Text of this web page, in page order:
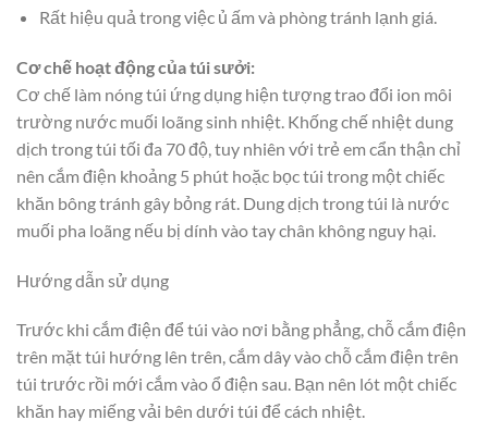
Rất hiệu quả trong việc ủ ấm và phòng tránh lạnh giá.
Cơ chế hoạt động của túi sưởi:
Cơ chế làm nóng túi ứng dụng hiện tượng trao đổi ion môi
trường nước muối loãng sinh nhiệt. Khống chế nhiệt dung
dịch trong túi tối đa 70 độ, tuy nhiên với trẻ em cẩn thận chỉ
nên cắm điện khoảng 5 phút hoặc bọc túi trong một chiếc
khăn bông tránh gây bỏng rát. Dung dịch trong túi là nước
muối pha loãng nếu bị dính vào tay chân không nguy hại.
Hướng dẫn sử dụng
Trước khi cắm điện để túi vào nơi bằng phẳng, chỗ cắm điện
trên mặt túi hướng lên trên, cắm dây vào chỗ cắm điện trên
túi trước rồi mới cắm vào ổ điện sau. Bạn nên lót một chiếc
khăn hay miếng vải bên dưới túi để cách nhiệt.